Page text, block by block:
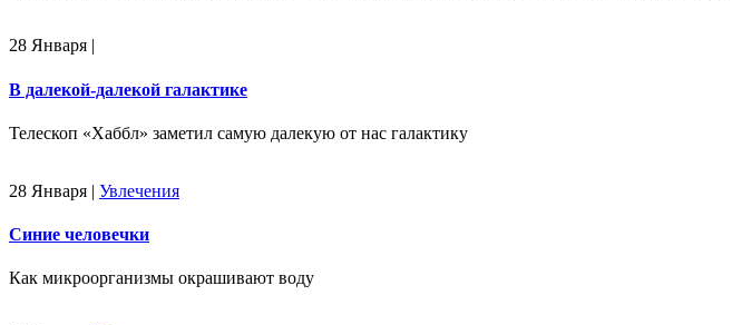
28 Января |
В далекой-далекой галактике
Телескоп «Хаббл» заметил самую далекую от нас галактику
28 Января | Увлечения
Синие человечки
Как микроорганизмы окрашивают воду